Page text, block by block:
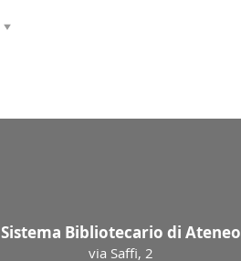
Sistema Bibliotecario di Ateneo
via Saffi, 2